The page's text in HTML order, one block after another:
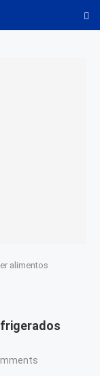
alimentos